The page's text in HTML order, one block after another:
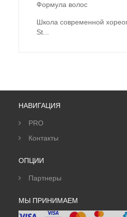
Формула волос
Школа современной
St...
НАВИГАЦИЯ
PRO
Контакты
ОПЦИИ
Партнеры
МЫ ПРИНИМАЕМ